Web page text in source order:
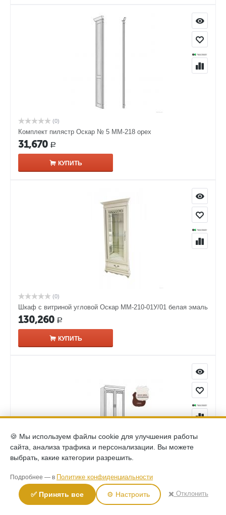
(0)
Комплект пилястр Оскар № 5 ММ-218 орех
31,670 Р
КУПИТЬ
(0)
Шкаф с витриной угловой Оскар ММ-210-01У/01 белая эмаль
130,260 Р
КУПИТЬ
Шкаф комбинированный Оскар ММ-218-320 белая эмаль
133,690 Р
🍪 Мы используем файлы cookie для улучшения работы
сайта, анализа трафика и персонализации. Вы можете
выбрать, какие категории разрешить.
Подробнее — в Политике конфиденциальности
✅ Принять все ⚙️ Настроить ✖️ Отклонить